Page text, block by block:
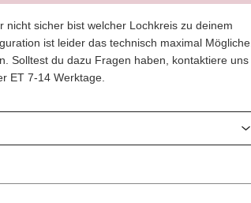
sicher bist welcher Lochkreis zu deinem
ist leider das technisch maximal Mögliche.
Solltest du dazu Fragen haben, kontaktiere uns
ET 7-14 Werktage.